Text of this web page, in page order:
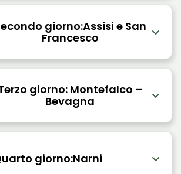
giorno:Assisi e San
Francesco
giorno: Montefalco –
Bevagna
giorno:Narni